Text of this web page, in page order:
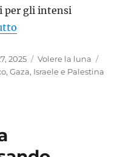
per gli intensi
2025 Categorie
Volere la luna
,Gaza, Israele e Palestina